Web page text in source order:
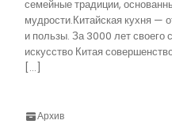
семейные традиции,
мудрости.Китайская кухня —
и пользы. За 3000 лет своего
искусство Китая
[…]
Архив